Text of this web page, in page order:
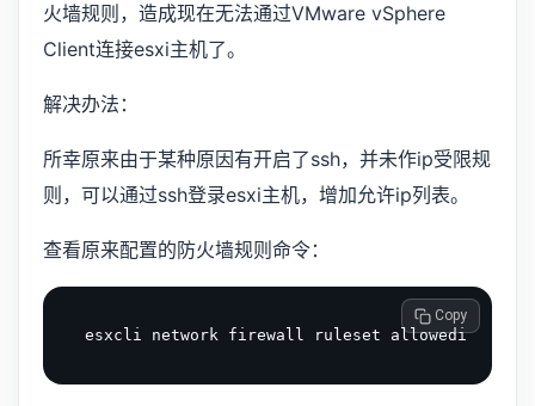
火墙规则，造成现在无法通过VMware vSphere
Client连接esxi主机了。
解决办法：
所幸原来由于某种原因有开启了ssh，并未作ip受限规
则，可以通过ssh登录esxi主机，增加允许ip列表。
查看原来配置的防火墙规则命令：
Copy